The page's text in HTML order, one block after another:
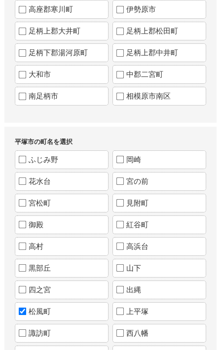
高座郡寒川町 伊勢原市
足柄上郡大井町 足柄上郡松田町
足柄下郡湯河原町 足柄上郡中井町
大和市 中郡二宮町
南足柄市 相模原市南区
平塚市の町名を選択
ふじみ野 岡崎
花水台 宮の前
宮松町 見附町
御殿 紅谷町
高村 高浜台
黒部丘 山下
四之宮 出縄
松風町 上平塚
諏訪町 西八幡